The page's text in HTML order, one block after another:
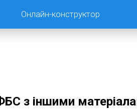
Онлайн-конструктор
з іншими